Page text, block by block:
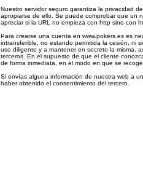
Nuestro servidor seguro garantiza la privacidad
apropiarse de ello. Se puede comprobar que un
apreciar si la URL no empieza con http sino con
Para crearse una cuenta en www.pokers.es es
intransferible, no estando permitida la cesión, ni
uso diligente y a mantener en secreto la misma,
terceros. En el supuesto de que el cliente
de forma inmediata, en el modo en que se
Si envías alguna información de nuestra web a
haber obtenido el consentimiento del tercero.